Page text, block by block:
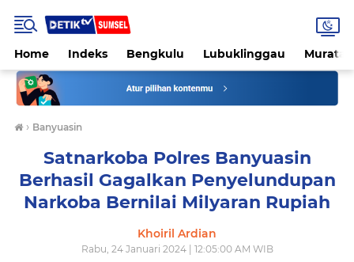
Home Indeks Bengkulu Lubuklinggau
› Banyuasin
Satnarkoba Polres Banyuasin
Berhasil Gagalkan Penyelundupan
Narkoba Bernilai Milyaran Rupiah
Khoiril Ardian
Rabu, 24 Januari 2024 | 12:05:00 AM WIB